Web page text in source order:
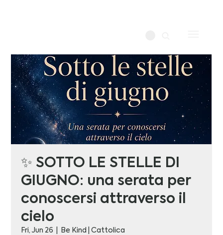
✨ SOTTO LE STELLE DI
GIUGNO: una serata per
conoscersi attraverso il
cielo
Fri, Jun 26 Be Kind | Cattolica